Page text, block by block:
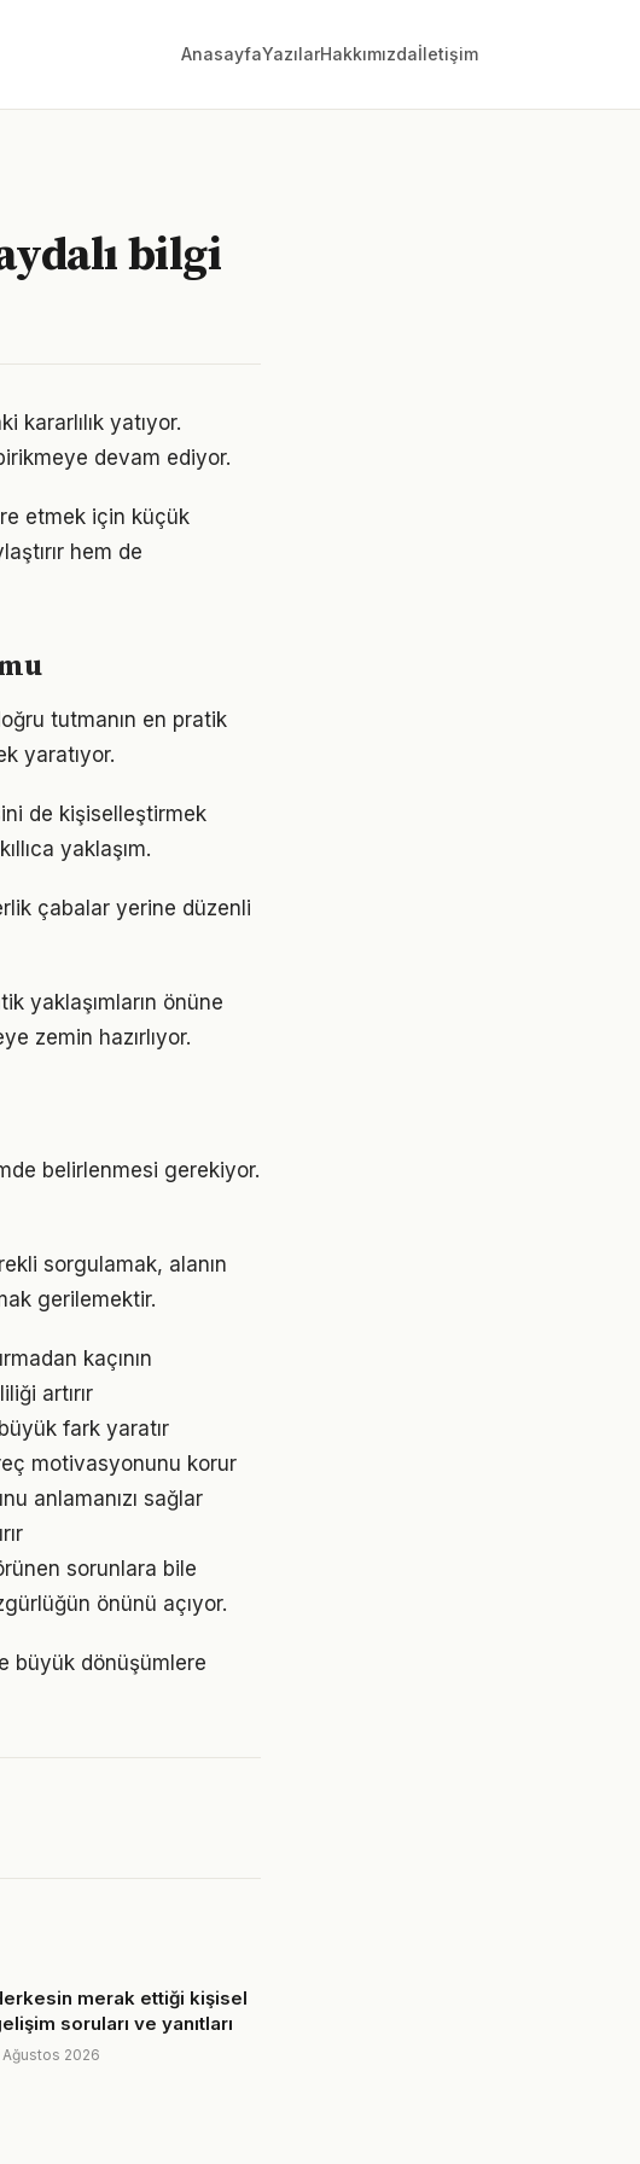
AnasayfaYazılarHakkımızdaİletişim
bilgi
kararlılık yatıyor.
devam ediyor.
etmek için küçük
hem de
tutmanın en pratik
yaratıyor.
de kişiselleştirmek
yaklaşım.
çabalar yerine düzenli
yaklaşımların önüne
zemin hazırlıyor.
belirlenmesi gerekiyor.
sorgulamak, alanın
gerilemektir.
kaçının
artırır
fark yaratır
motivasyonunu korur
anlamanızı sağlar
sorunlara bile
önünü açıyor.
büyük dönüşümlere
merak ettiği kişisel
soruları ve yanıtları
Ağustos 2026